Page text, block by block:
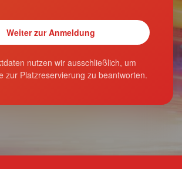
nutzen wir ausschließlich, um
zur Platzreservierung zu beantworten.